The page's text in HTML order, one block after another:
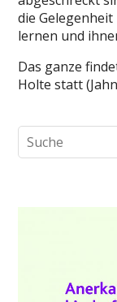
die
lernen und
Das ganze
Holte statt